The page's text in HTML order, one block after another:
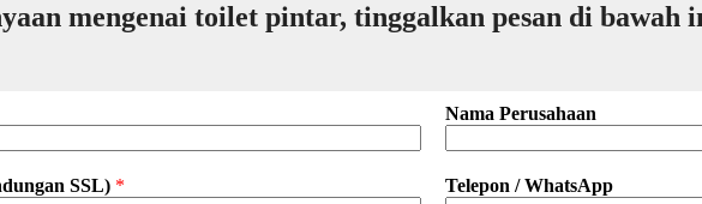
mengenai toilet pintar, tinggalkan pesan di bawah
Nama Perusahaan
SSL) * Telepon / WhatsApp